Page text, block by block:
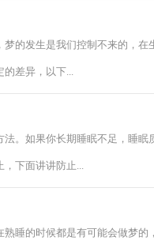
的发生是我们控制不来的，
的差异，以下...
。如果你长期睡眠不足，睡
，下面讲讲防止...
睡的时候都是有可能会做梦